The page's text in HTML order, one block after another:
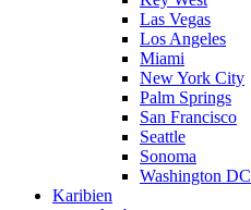
Las Vegas
Los Angeles
Miami
New York City
Palm Springs
San Francisco
Seattle
Sonoma
Washington DC
Karibien